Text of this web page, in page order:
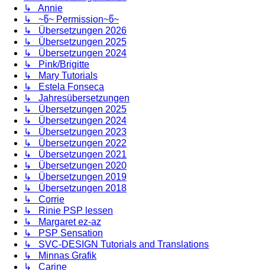
↳ Annie
↳ ~წ~ Permission~წ~
↳ Übersetzungen 2026
↳ Übersetzungen 2025
↳ Übersetzungen 2024
↳ Pink/Brigitte
↳ Mary Tutorials
↳ Estela Fonseca
↳ Jahresübersetzungen
↳ Übersetzungen 2025
↳ Übersetzungen 2024
↳ Übersetzungen 2023
↳ Übersetzungen 2022
↳ Übersetzungen 2021
↳ Übersetzungen 2020
↳ Übersetzungen 2019
↳ Übersetzungen 2018
↳ Corrie
↳ Rinie PSP lessen
↳ Margaret ez-az
↳ PSP Sensation
↳ SVC-DESIGN Tutorials and Translations
↳ Minnas Grafik
↳ Carine